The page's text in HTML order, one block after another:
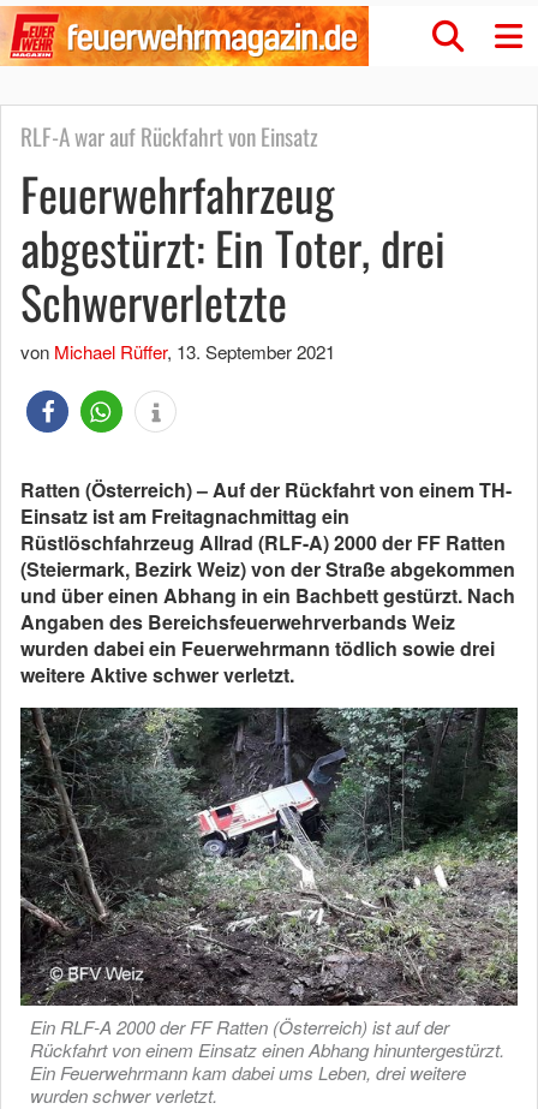
RLF-A war auf Rückfahrt von Einsatz
Feuerwehrfahrzeug
abgestürzt: Ein Toter, drei
Schwerverletzte
von Michael Rüffer, 13. September 2021
Ratten (Österreich) – Auf der Rückfahrt von einem TH-
Einsatz ist am Freitagnachmittag ein
Rüstlöschfahrzeug Allrad (RLF-A) 2000 der FF Ratten
(Steiermark, Bezirk Weiz) von der Straße abgekommen
und über einen Abhang in ein Bachbett gestürzt. Nach
Angaben des Bereichsfeuerwehrverbands Weiz
wurden dabei ein Feuerwehrmann tödlich sowie drei
weitere Aktive schwer verletzt.
Ein RLF-A 2000 der FF Ratten (Österreich) ist auf der
Rückfahrt von einem Einsatz einen Abhang hinuntergestürzt.
Ein Feuerwehrmann kam dabei ums Leben, drei weitere
wurden schwer verletzt.